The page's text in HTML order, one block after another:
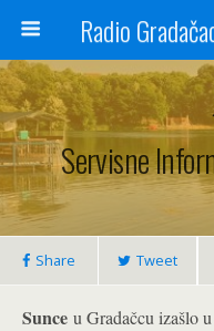
Servisne
Share Tweet
Sunce u Gradačcu izašlo u